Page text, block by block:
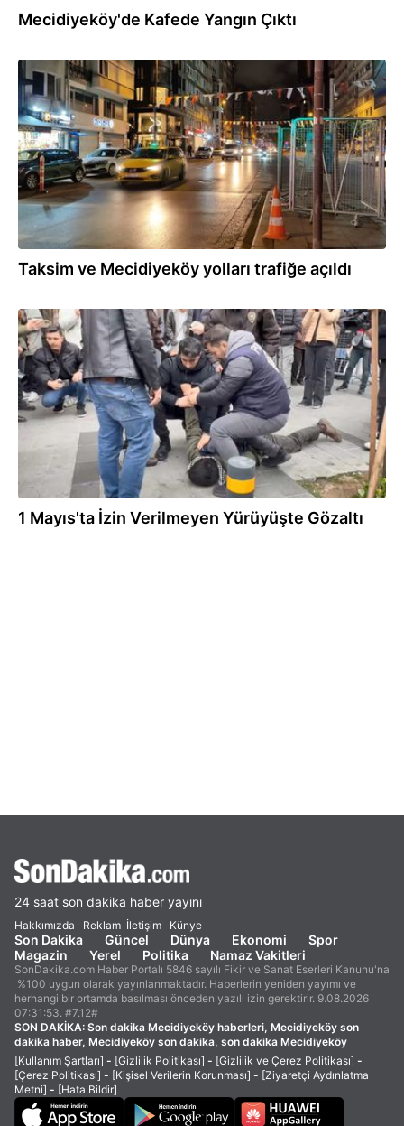
Mecidiyeköy'de Kafede Yangın Çıktı
02.05.2025
Taksim ve Mecidiyeköy yolları trafiğe açıldı
01.05.2025
1 Mayıs'ta İzin Verilmeyen Yürüyüşte Gözaltı
24 saat son dakika haber yayını
Hakkımızda Reklam İletişim Künye
Son Dakika Güncel Dünya Ekonomi
Spor
Magazin
Yerel Politika Namaz Vakitleri
SonDakika.com Haber Portalı 5846 sayılı Fikir ve Sanat Eserleri Kanunu'na
%100 uygun olarak yayınlanmaktadır. Haberlerin yeniden yayımı ve
herhangi bir ortamda basılması önceden yazılı izin gerektirir. 9.08.2026
07:31:53. #7.12#
SON DAKİKA: Son dakika Mecidiyeköy haberleri, Mecidiyeköy son
dakika haber, Mecidiyeköy son dakika, son dakika Mecidiyeköy
[Kullanım Şartları] - [Gizlilik Politikası] - [Gizlilik ve Çerez Politikası] -
[Çerez Politikası] - [Kişisel Verilerin Korunması] - [Ziyaretçi Aydınlatma
Metni] - [Hata Bildir]